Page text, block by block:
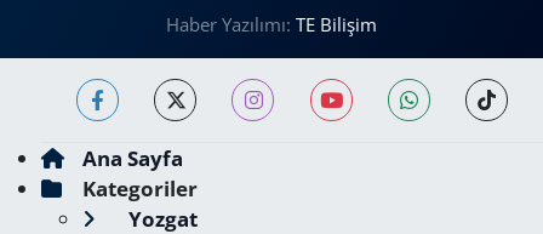
Haber Yazılımı: TE Bilişim
Ana Sayfa
Kategoriler
Yozgat